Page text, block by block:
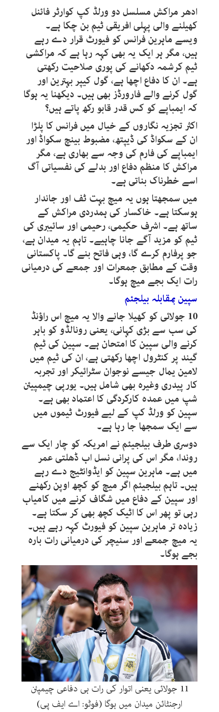
ادھر مراکش مسلسل دو ورلڈ کپ کوارٹر فائنل
کھیلنے والی پہلی افریقی ٹیم بن چکا ہے۔
ویسے ماہرین فرانس کو فیورٹ قرار دے رہے
ہیں، مگر ہر ایک یہ بھی کہہ رہا ہے کہ مراکشی
ٹیم کرشمہ دکھانے کی پوری صلاحیت رکھتی
ہے۔ ان کا دفاع اچھا ہے، گول کیپر بہترین اور
گول کرنے والے فارورڈز بھی ہیں۔ دیکھنا یہ ہوگا
کہ ایمباپے کو کس قدر قابو رکھ پاتے ہیں؟
اکثر تجزیہ نگاروں کے خیال میں فرانس کا پلڑا
ان کے سکواڈ کی ڈیپتھ، مضبوط بینچ سکواڈ اور
ایمباپے کی فارم کی وجہ سے بھاری ہے، مگر
مراکش کا منظم دفاع اور بدلے کی نفسیاتی آگ
اسے خطرناک بناتی ہے۔
میں سمجھتا ہوں یہ میچ بہت ٹف اور جاندار
ہوسکتا ہے۔ خاکسار کی ہمدردی مراکش کے
ساتھ ہے۔ اشرف حکیمی، رحیمی اور سائیبری کی
ٹیم کو مزید آگے جانا چاہیے۔ تاہم یہ میدان ہے،
جو پرفارم کرے گا، وہی فاتح بنے گا۔ پاکستانی
وقت کے مطابق جمعرات اور جمعے کی درمیانی
رات ایک بجے میچ ہوگا۔
سپین بمقابلہ بیلجئم
10 جولائی کو کھیلا جانے والا یہ میچ اس راؤنڈ
کی سب سے بڑی کہانی، یعنی رونالڈو کو باہر
کرنے والی سپین کا امتحان ہے۔ سپین کی ٹیم
گیند پر کنٹرول اچھا رکھتی ہے، ان کی ٹیم میں
لامین یمال جیسے نوجوان سٹرائیکر اور تجربہ
کار پیدری وغیرہ بھی شامل ہیں۔ یورپی چیمپیئن
شپ میں عمدہ کارکردگی کا اعتماد بھی ہے۔
سپین کو ورلڈ کپ کے لیے فیورٹ ٹیموں میں
سے ایک سمجھا جا رہا ہے۔
دوسری طرف بیلجیئم نے امریکہ کو چار ایک سے
روندا، مگر اس کی پرانی نسل اب ڈھلتی عمر
میں ہے۔ ماہرین سپین کو ایڈوانٹیج دے رہے
ہیں۔ تاہم بیلجیئم اگر میچ کو کچھ اوپن رکھنے
اور سپین کے دفاع میں شگاف کرنے میں کامیاب
رہی تو پھر اس کا اٹیک کچھ بھی کر سکتا ہے۔
زیادہ تر ماہرین سپین کو فیورٹ کہہ رہے ہیں۔
یہ میچ جمعے اور سنیچر کی درمیانی رات بارہ
بجے ہوگا۔
11 جولائی یعنی اتوار کی رات ہی دفاعی چیمپئن
ارجنٹائن میدان میں ہوگا (فوٹو: اے ایف پی)